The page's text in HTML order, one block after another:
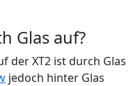
Glas auf?
der XT2 ist durch Glas
jedoch hinter Glas